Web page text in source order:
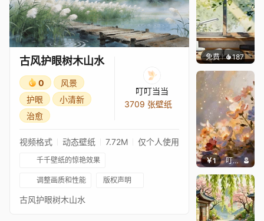
古风护眼树木山水
0
风景
护眼
小清新
治愈
叮叮当当
3709 张壁纸
视频格式 动态壁纸 7.72M 仅个人使用
千千壁纸的惊艳效果
调整画质和性能 版权声明
古风护眼树木山水
免费 187渔小小
￥1 叮叮当当